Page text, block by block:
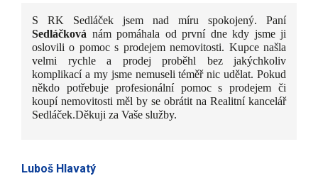
S RK Sedláček jsem nad míru spokojený. Paní
Sedláčková nám pomáhala od první dne kdy jsme ji
oslovili o pomoc s prodejem nemovitosti. Kupce našla
velmi rychle a prodej proběhl bez jakýchkoliv
komplikací a my jsme nemuseli téměř nic udělat. Pokud
někdo potřebuje profesionální pomoc s prodejem či
koupí nemovitosti měl by se obrátit na Realitní kancelář
Sedláček.Děkuji za Vaše služby.
Luboš Hlavatý